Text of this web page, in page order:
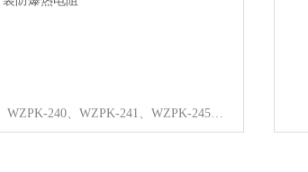
WZPK-240、WZPK-241、WZPK-245铠装防爆热电阻